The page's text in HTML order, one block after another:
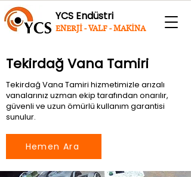
YCS Endüstri
ENERJİ - VALF - MAKİNA
Tekirdağ Vana Tamiri
Tekirdağ Vana Tamiri hizmetimizle arızalı
vanalarınız uzman ekip tarafından onarılır,
güvenli ve uzun ömürlü kullanım garantisi
sunulur.
Hemen Ara